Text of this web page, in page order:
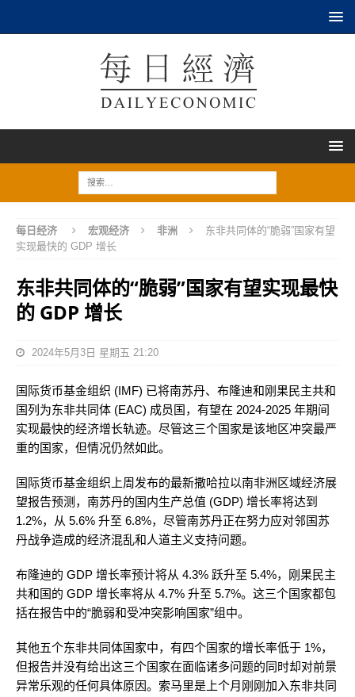
每日经济 宏观经济 非洲
东非共同体的“脆弱”国家有望
实现最快的 GDP 增长
东非共同体的“脆弱”国家有望实现最快
的 GDP 增长
2024年5月3日 星期五 21:20
国际货币基金组织 (IMF) 已将南苏丹、布隆迪和刚果民主共和
国列为东非共同体 (EAC) 成员国，有望在 2024-2025 年期间
实现最快的经济增长轨迹。尽管这三个国家是该地区冲突最严
重的国家，但情况仍然如此。
国际货币基金组织上周发布的最新撒哈拉以南非洲区域经济展
望报告预测，南苏丹的国内生产总值 (GDP) 增长率将达到
1.2%，从 5.6% 升至 6.8%，尽管南苏丹正在努力应对邻国苏
丹战争造成的经济混乱和人道主义支持问题。
布隆迪的 GDP 增长率预计将从 4.3% 跃升至 5.4%，刚果民主
共和国的 GDP 增长率将从 4.7% 升至 5.7%。这三个国家都包
括在报告中的“脆弱和受冲突影响国家”组中。
其他五个东非共同体国家中，有四个国家的增长率低于 1%，
但报告并没有给出这三个国家在面临诸多问题的同时却对前景
异常乐观的任何具体原因。索马里是上个月刚刚加入东非共同